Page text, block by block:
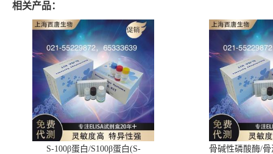
相关产品：
S-100β蛋白/S100β蛋白(S-
骨碱性磷酸酶/